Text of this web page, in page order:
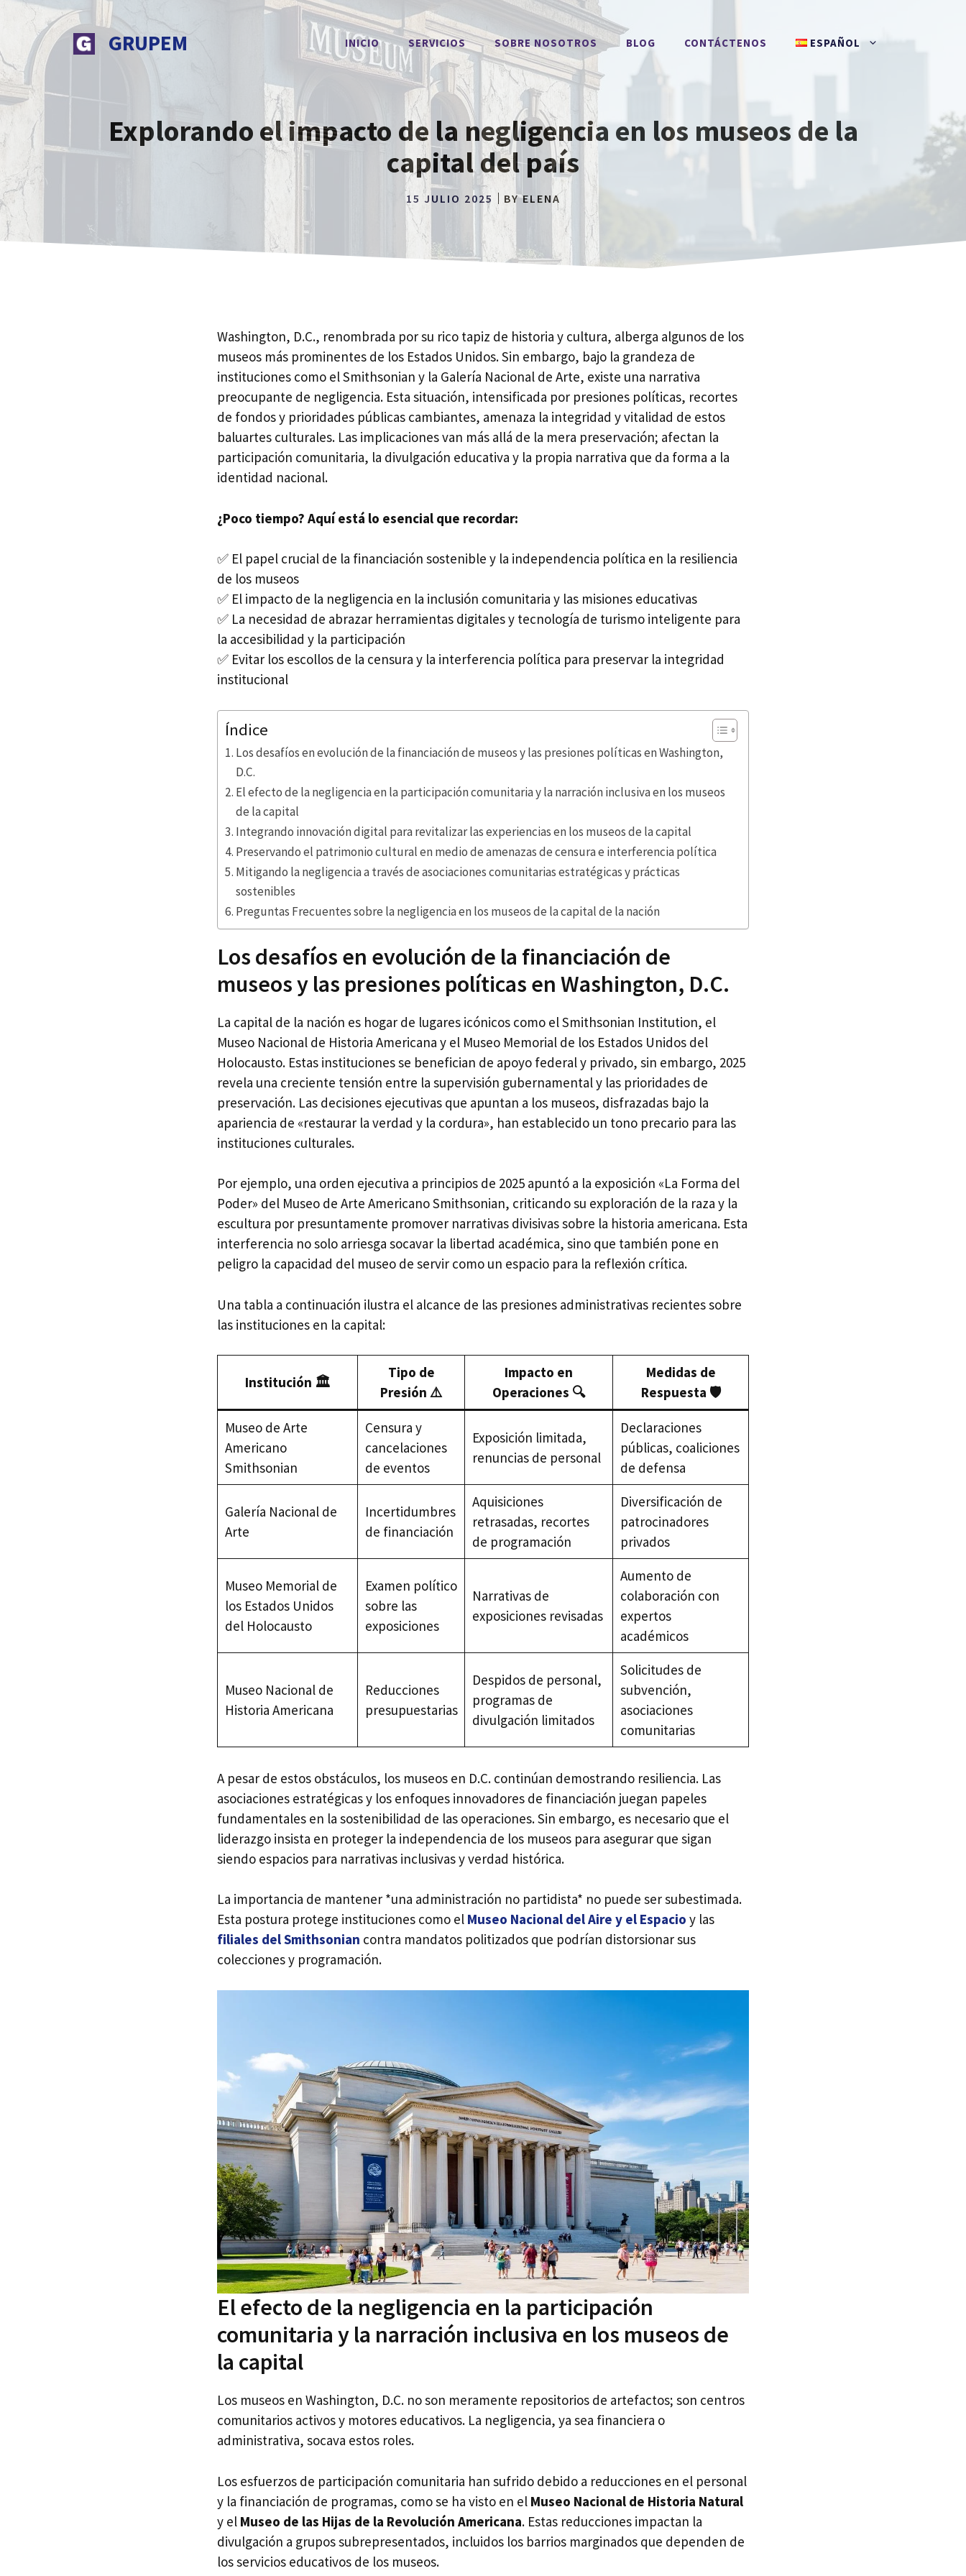
Saltar
contenido
GRUPEM INICIO SERVICIOS SOBRE NOSOTROS BLOG CONTÁCTENOS ESPAÑOL
Explorando el impacto de la negligencia en los museos de la
capital del país
15 JULIO 2025 BYELENA
Washington, D.C., renombrada por su rico tapiz de historia y cultura, alberga algunos de los
museos más prominentes de los Estados Unidos. Sin embargo, bajo la grandeza de
instituciones como el Smithsonian y la Galería Nacional de Arte, existe una narrativa
preocupante de negligencia. Esta situación, intensificada por presiones políticas, recortes
de fondos y prioridades públicas cambiantes, amenaza la integridad y vitalidad de estos
baluartes culturales. Las implicaciones van más allá de la mera preservación; afectan la
participación comunitaria, la divulgación educativa y la propia narrativa que da forma a la
identidad nacional.
¿Poco tiempo? Aquí está lo esencial que recordar:
✅ El papel crucial de la financiación sostenible y la independencia política en la resiliencia
de los museos
✅ El impacto de la negligencia en la inclusión comunitaria y las misiones educativas
✅ La necesidad de abrazar herramientas digitales y tecnología de turismo inteligente para
la accesibilidad y la participación
✅ Evitar los escollos de la censura y la interferencia política para preservar la integridad
institucional
Índice
Los desafíos en evolución de la financiación de museos y las presiones políticas en Washington,
D.C.
El efecto de la negligencia en la participación comunitaria y la narración inclusiva en los museos
de la capital
Integrando innovación digital para revitalizar las experiencias en los museos de la capital
Preservando el patrimonio cultural en medio de amenazas de censura e interferencia política
Mitigando la negligencia a través de asociaciones comunitarias estratégicas y prácticas
sostenibles
Preguntas Frecuentes sobre la negligencia en los museos de la capital de la nación
Los desafíos en evolución de la financiación de
museos y las presiones políticas en Washington, D.C.
La capital de la nación es hogar de lugares icónicos como el Smithsonian Institution, el
Museo Nacional de Historia Americana y el Museo Memorial de los Estados Unidos del
Holocausto. Estas instituciones se benefician de apoyo federal y privado, sin embargo, 2025
revela una creciente tensión entre la supervisión gubernamental y las prioridades de
preservación. Las decisiones ejecutivas que apuntan a los museos, disfrazadas bajo la
apariencia de «restaurar la verdad y la cordura», han establecido un tono precario para las
instituciones culturales.
Por ejemplo, una orden ejecutiva a principios de 2025 apuntó a la exposición «La Forma del
Poder» del Museo de Arte Americano Smithsonian, criticando su exploración de la raza y la
escultura por presuntamente promover narrativas divisivas sobre la historia americana. Esta
interferencia no solo arriesga socavar la libertad académica, sino que también pone en
peligro la capacidad del museo de servir como un espacio para la reflexión crítica.
Una tabla a continuación ilustra el alcance de las presiones administrativas recientes sobre
las instituciones en la capital:
Institución 🏛️
Tipo de
Presión ⚠️
Impacto en
Operaciones 🔍
Medidas de
Respuesta 🛡️
Museo de Arte
Americano
Smithsonian
Censura y
cancelaciones
de eventos
Exposición limitada,
renuncias de personal
Declaraciones
públicas, coaliciones
de defensa
Galería Nacional de
Arte
Incertidumbres
de financiación
Aquisiciones
retrasadas, recortes
de programación
Diversificación de
patrocinadores
privados
Museo Memorial de
los Estados Unidos
del Holocausto
Examen político
sobre las
exposiciones
Narrativas de
exposiciones revisadas
Aumento de
colaboración con
expertos
académicos
Museo Nacional de
Historia Americana
Reducciones
presupuestarias
Despidos de personal,
programas de
divulgación limitados
Solicitudes de
subvención,
asociaciones
comunitarias
A pesar de estos obstáculos, los museos en D.C. continúan demostrando resiliencia. Las
asociaciones estratégicas y los enfoques innovadores de financiación juegan papeles
fundamentales en la sostenibilidad de las operaciones. Sin embargo, es necesario que el
liderazgo insista en proteger la independencia de los museos para asegurar que sigan
siendo espacios para narrativas inclusivas y verdad histórica.
La importancia de mantener *una administración no partidista* no puede ser subestimada.
Esta postura protege instituciones como el Museo Nacional del Aire y el Espacio y las
filiales del Smithsonian contra mandatos politizados que podrían distorsionar sus
colecciones y programación.
El efecto de la negligencia en la participación
comunitaria y la narración inclusiva en los museos de
la capital
Los museos en Washington, D.C. no son meramente repositorios de artefactos; son centros
comunitarios activos y motores educativos. La negligencia, ya sea financiera o
administrativa, socava estos roles.
Los esfuerzos de participación comunitaria han sufrido debido a reducciones en el personal
y la financiación de programas, como se ha visto en el Museo Nacional de Historia Natural
y el Museo de las Hijas de la Revolución Americana. Estas reducciones impactan la
divulgación a grupos subrepresentados, incluidos los barrios marginados que dependen de
los servicios educativos de los museos.